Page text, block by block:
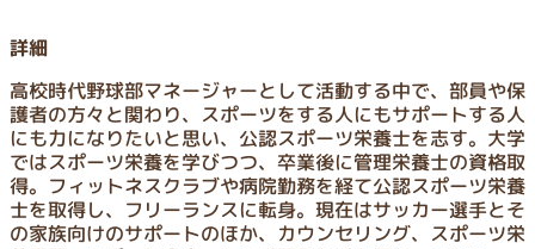
詳細
高校時代野球部マネージャーとして活動する中で、部員や保
護者の方々と関わり、スポーツをする人にもサポートする人
にも力になりたいと思い、公認スポーツ栄養士を志す。大学
ではスポーツ栄養を学びつつ、卒業後に管理栄養士の資格取
得。フィットネスクラブや病院勤務を経て公認スポーツ栄養
士を取得し、フリーランスに転身。現在はサッカー選手とそ
の家族向けのサポートのほか、カウンセリング、スポーツ栄